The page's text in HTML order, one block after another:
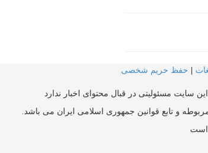
| حفظ حریم شخصی
سایت مسئولیتی در قبال محتوای اخبار ندارد
و تابع قوانین جمهوری اسلامی ایران می باشد.
است